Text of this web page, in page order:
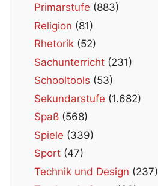
Primarstufe (883)
Religion (81)
Rhetorik (52)
Sachunterricht (231)
Schooltools (53)
Sekundarstufe (1.682)
Spaß (568)
Spiele (339)
Sport (47)
Technik und Design (237)